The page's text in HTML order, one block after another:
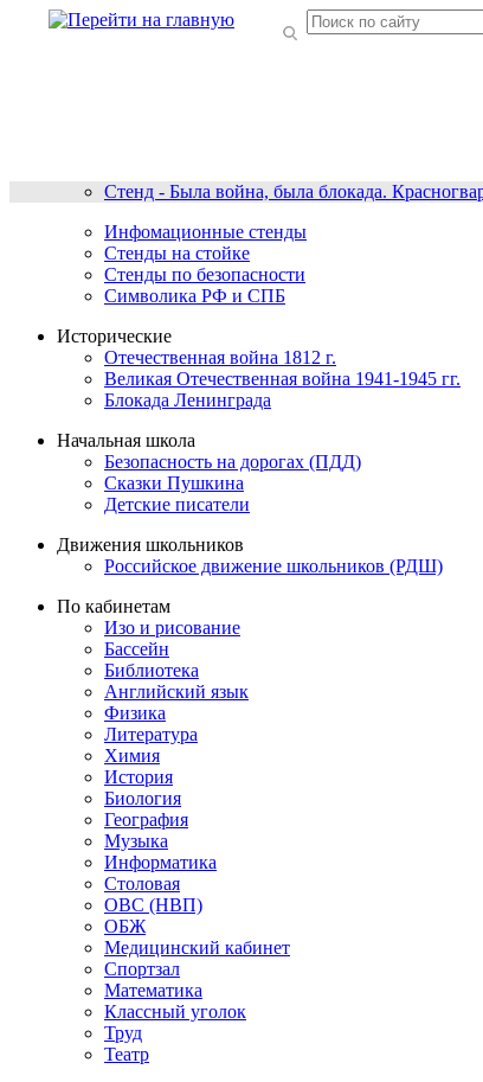
Стенд - Была война, была блокада.
Инфомационные стенды
Стенды на стойке
Стенды по безопасности
Символика РФ и СПБ
Исторические
Отечественная война 1812 г.
Великая Отечественная война 1941-1945 гг.
Блокада Ленинграда
Начальная школа
Безопасность на дорогах (ПДД)
Сказки Пушкина
Детские писатели
Движения школьников
Российское движение школьников (РДШ)
По кабинетам
Изо и рисование
Бассейн
Библиотека
Английский язык
Физика
Литература
Химия
История
Биология
География
Музыка
Информатика
Столовая
ОВС (НВП)
ОБЖ
Медицинский кабинет
Спортзал
Математика
Классный уголок
Труд
Театр